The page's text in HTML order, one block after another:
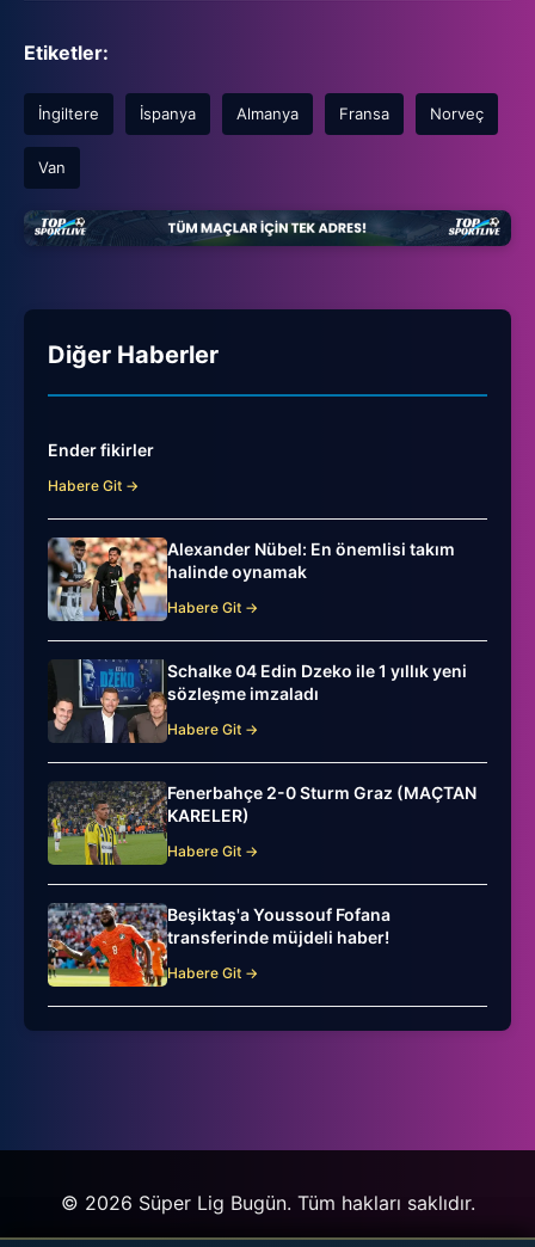
Etiketler:
İngiltere İspanya Almanya Fransa Norveç
Van
Diğer Haberler
Ender fikirler
Habere Git →
Alexander Nübel: En önemlisi takım
halinde oynamak
Habere Git →
Schalke 04 Edin Dzeko ile 1 yıllık yeni
sözleşme imzaladı
Habere Git →
Fenerbahçe 2-0 Sturm Graz (MAÇTAN
KARELER)
Habere Git →
Beşiktaş'a Youssouf Fofana
transferinde müjdeli haber!
Habere Git →
© 2026 Süper Lig Bugün. Tüm hakları saklıdır.